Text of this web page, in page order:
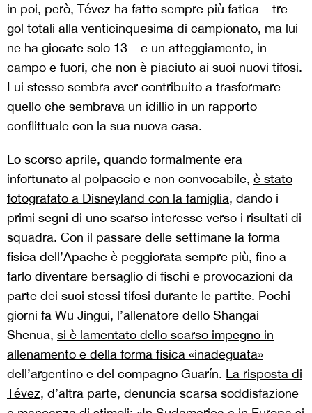
in poi, però, Tévez ha fatto sempre più fatica – tre
gol totali alla venticinquesima di campionato, ma lui
ne ha giocate solo 13 – e un atteggiamento, in
campo e fuori, che non è piaciuto ai suoi nuovi tifosi.
Lui stesso sembra aver contribuito a trasformare
quello che sembrava un idillio in un rapporto
conflittuale con la sua nuova casa.
Lo scorso aprile, quando formalmente era
infortunato al polpaccio e non convocabile, è stato
fotografato a Disneyland con la famiglia, dando i
primi segni di uno scarso interesse verso i risultati di
squadra. Con il passare delle settimane la forma
fisica dell’Apache è peggiorata sempre più, fino a
farlo diventare bersaglio di fischi e provocazioni da
parte dei suoi stessi tifosi durante le partite. Pochi
giorni fa Wu Jingui, l’allenatore dello Shangai
Shenua, si è lamentato dello scarso impegno in
allenamento e della forma fisica «inadeguata»
dell’argentino e del compagno Guarín. La risposta di
Tévez, d’altra parte, denuncia scarsa soddisfazione